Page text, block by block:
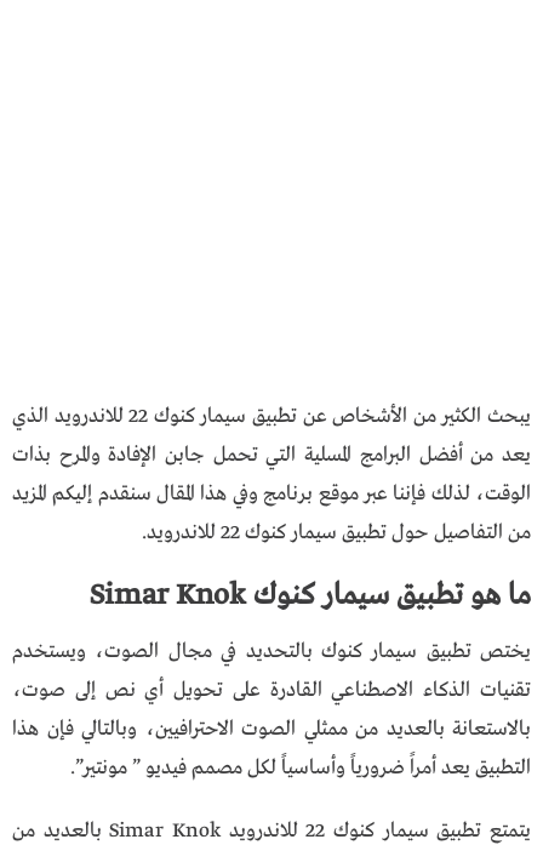
يبحث الكثير من الأشخاص عن تطبيق سيمار كنوك 22 للاندرويد الذي
يعد من أفضل البرامج المسلية التي تحمل جابن الإفادة والمرح بذات
الوقت، لذلك فإننا عبر موقع برنامج وفي هذا المقال سنقدم إليكم المزيد
من التفاصيل حول تطبيق سيمار كنوك 22 للاندرويد.
ما هو تطبيق سيمار كنوك Simar Knok
يختص تطبيق سيمار كنوك بالتحديد في مجال الصوت، ويستخدم
تقنيات الذكاء الاصطناعي القادرة على تحويل أي نص إلى صوت،
بالاستعانة بالعديد من ممثلي الصوت الاحترافيين، وبالتالي فإن هذا
التطبيق يعد أمراً ضرورياً وأساسياً لكل مصمم فيديو ” مونتير”.
يتمتع تطبيق سيمار كنوك 22 للاندرويد Simar Knok بالعديد من